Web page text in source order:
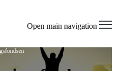
Open main navigation